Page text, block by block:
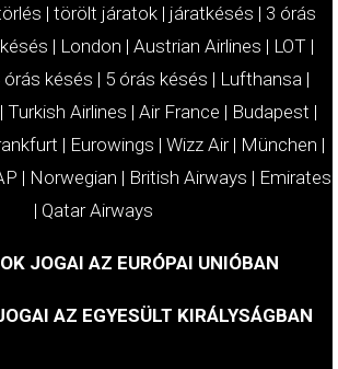
| törölt járatok | járatkésés | 3 órás
| London | Austrian Airlines | LOT|
órás késés | 5 órás késés | Lufthansa |
| Turkish Airlines | Air France | Budapest |
| Eurowings | Wizz Air| München |
| Norwegian | British Airways | Emirates
| Qatar Airways
JOGAI AZ EURÓPAI UNIÓBAN
AZ EGYESÜLT KIRÁLYSÁGBAN